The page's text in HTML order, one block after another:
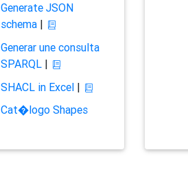
Generate JSON
schema|
Generar une consulta
SPARQL|
SHACL in Excel|
Cat�logo Shapes